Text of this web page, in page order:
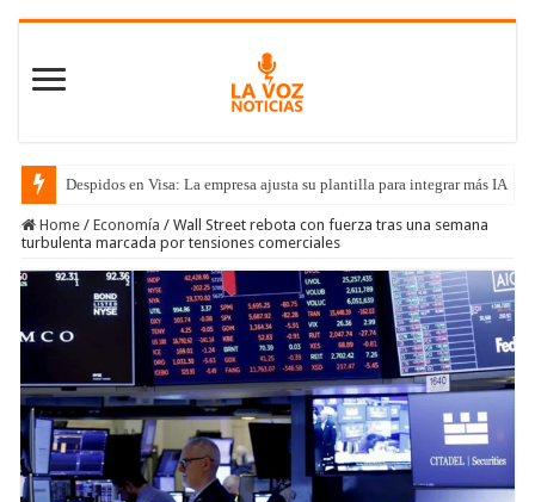
Despidos en Visa: La empresa ajusta su plantilla para integrar más IA
Home / Economía / Wall Street rebota con fuerza tras una semana
turbulenta marcada por tensiones comerciales